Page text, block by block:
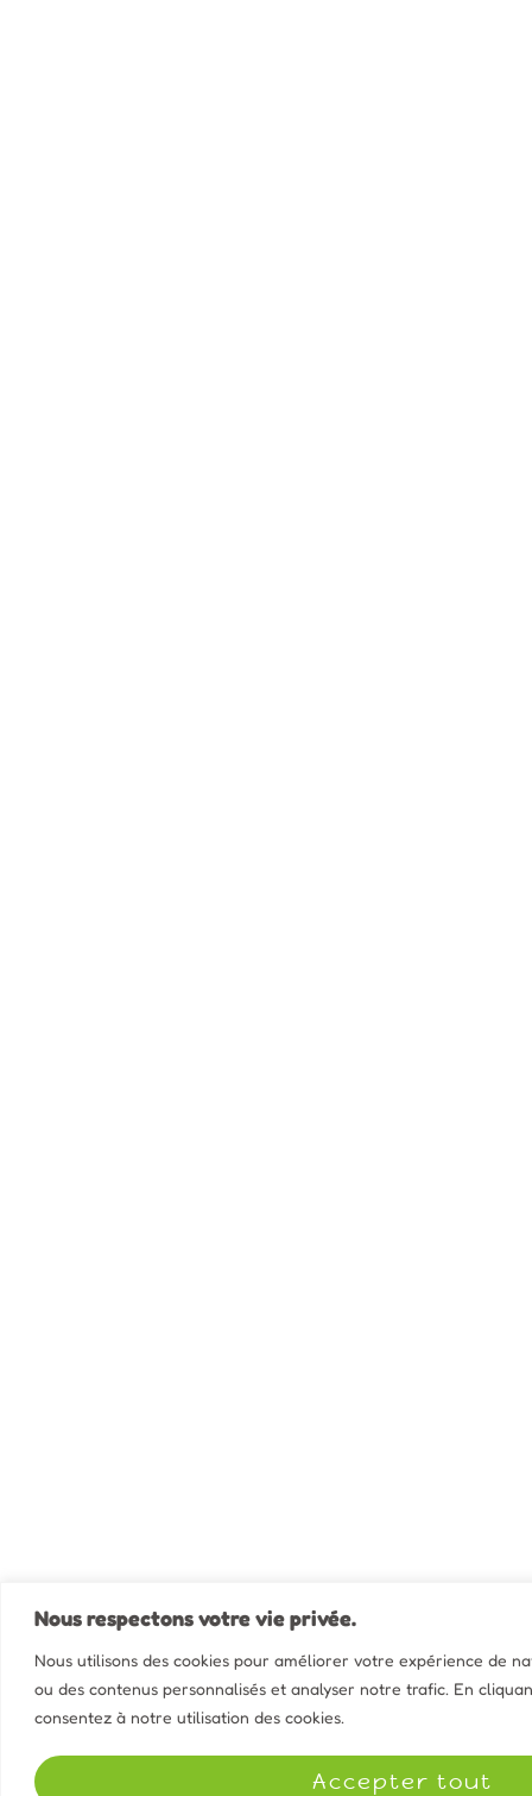
Nous respectons votre vie privée.
Nous utilisons des cookies pour améliorer votre expérience de
ou des contenus personnalisés et analyser notre trafic. En
consentez à notre utilisation des cookies.
Accepter tout